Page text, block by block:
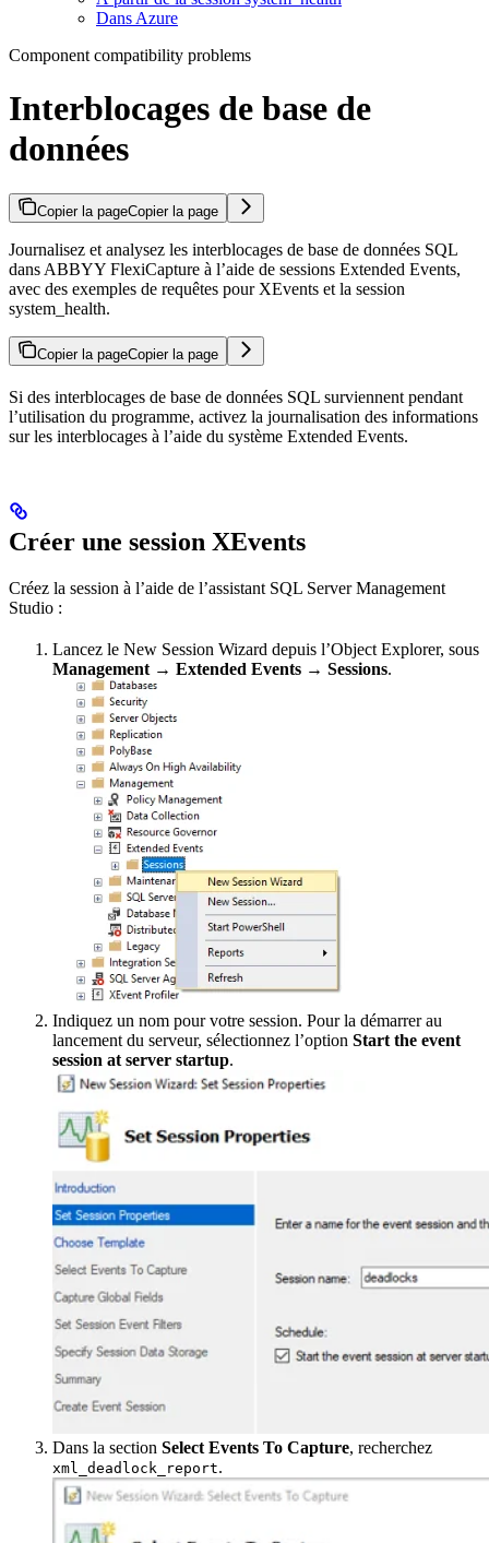
Dans Azure
Component compatibility problems
Interblocages de base de
données
Copier la pageCopier la page
Journalisez et analysez les interblocages de base de données SQL
dans ABBYY FlexiCapture à l’aide de sessions Extended Events,
avec des exemples de requêtes pour XEvents et la session
system_health.
Copier la pageCopier la page
Si des interblocages de base de données SQL surviennent pendant
l’utilisation du programme, activez la journalisation des informations
sur les interblocages à l’aide du système Extended Events.
Créer une session XEvents
Créez la session à l’aide de l’assistant SQL Server Management
Studio :
Lancez le New Session Wizard depuis l’Object Explorer, sous
Management → Extended Events → Sessions.
Indiquez un nom pour votre session. Pour la démarrer au
lancement du serveur, sélectionnez l’option Start the event
session at server startup.
Dans la section Select Events To Capture, recherchez
xml_deadlock_report.